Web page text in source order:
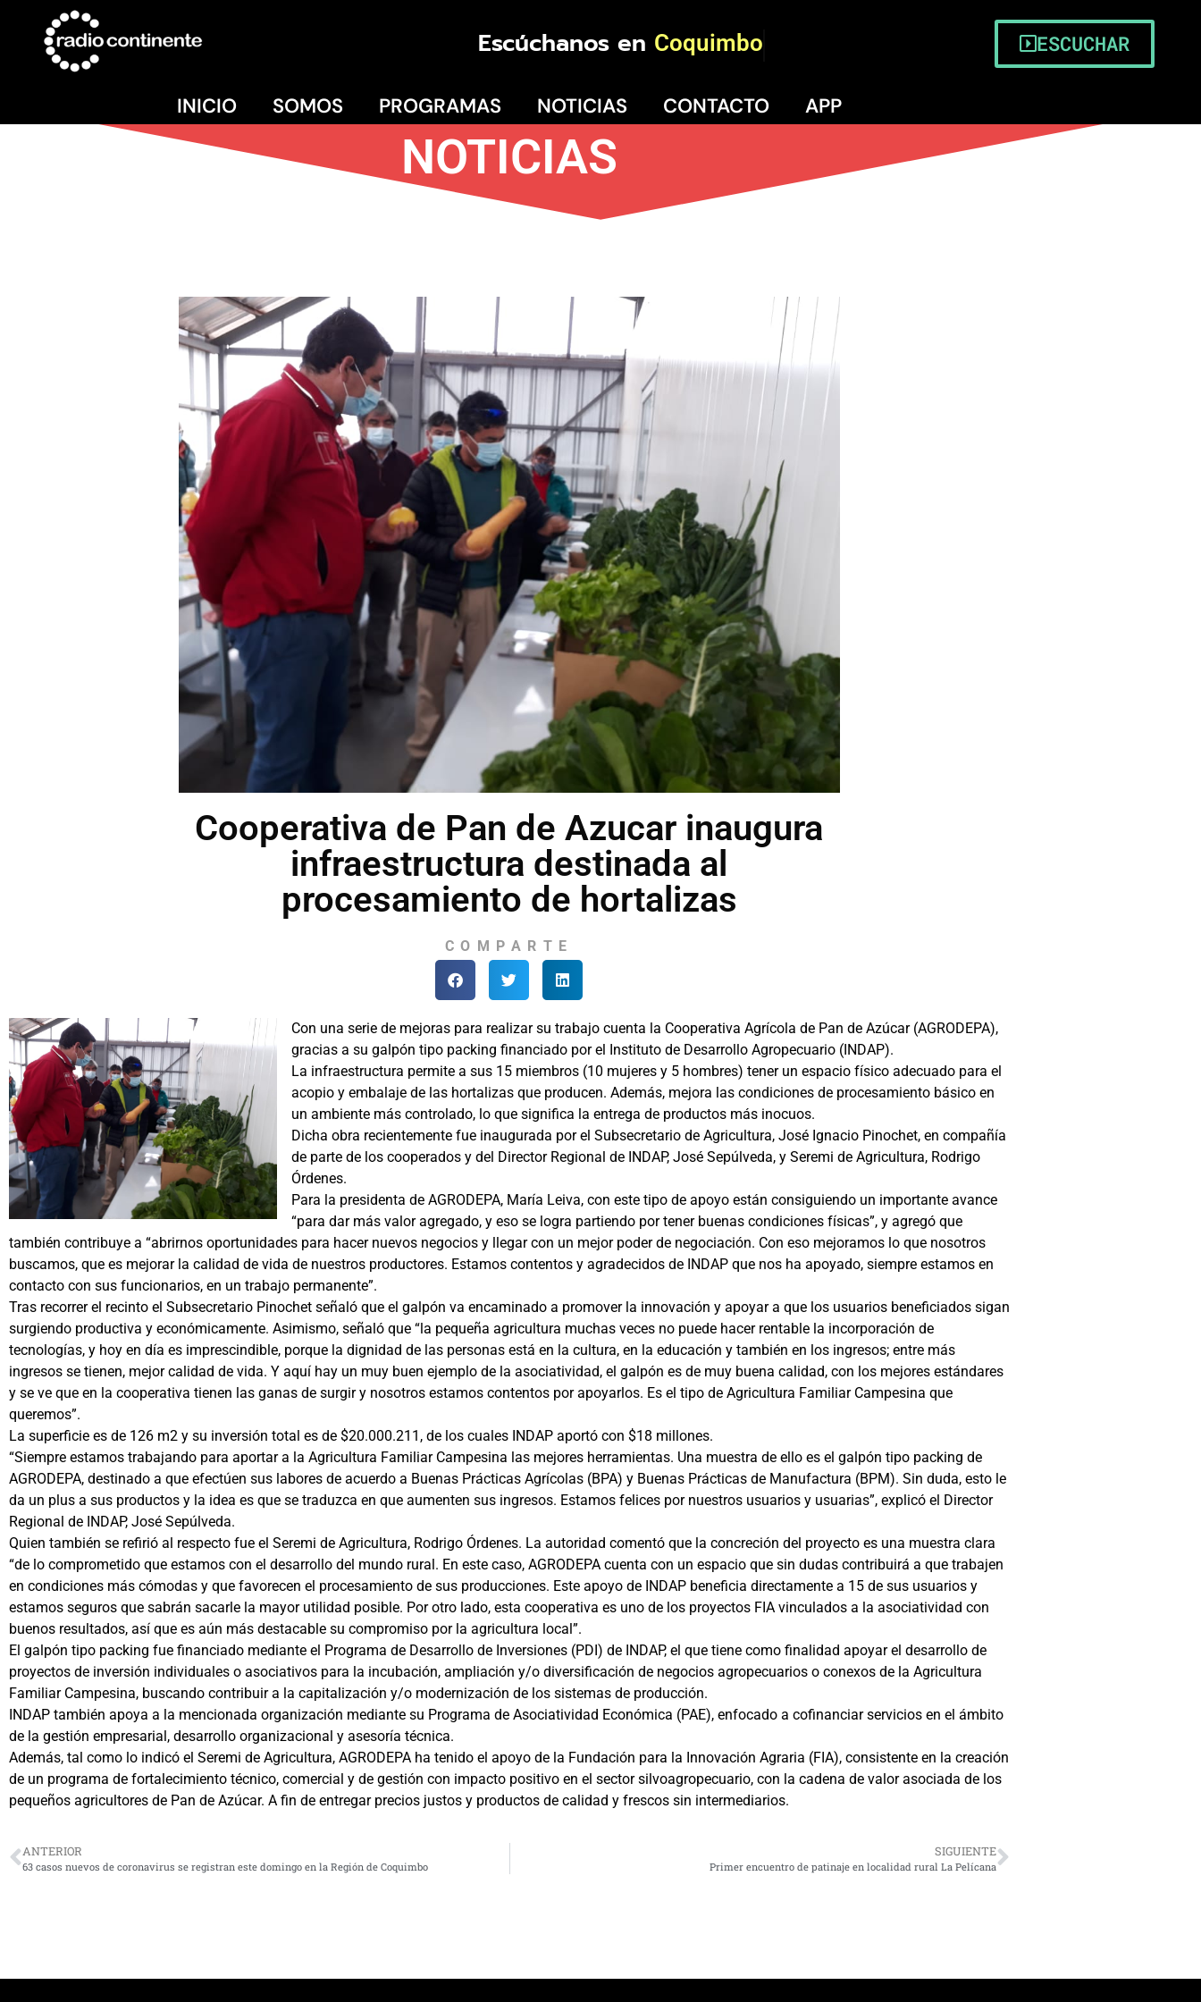
Escúchanos en Coquimbo ESCUCHAR
INICIO SOMOS PROGRAMAS NOTICIAS CONTACTO APP
NOTICIAS
Cooperativa de Pan de Azucar inaugura
infraestructura destinada al
procesamiento de hortalizas
COMPARTE
Con una serie de mejoras para realizar su trabajo cuenta la Cooperativa Agrícola de Pan de Azúcar (AGRODEPA),
gracias a su galpón tipo packing financiado por el Instituto de Desarrollo Agropecuario (INDAP).
La infraestructura permite a sus 15 miembros (10 mujeres y 5 hombres) tener un espacio físico adecuado para el
acopio y embalaje de las hortalizas que producen. Además, mejora las condiciones de procesamiento básico en
un ambiente más controlado, lo que significa la entrega de productos más inocuos.
Dicha obra recientemente fue inaugurada por el Subsecretario de Agricultura, José Ignacio Pinochet, en compañía
de parte de los cooperados y del Director Regional de INDAP, José Sepúlveda, y Seremi de Agricultura, Rodrigo
Órdenes.
Para la presidenta de AGRODEPA, María Leiva, con este tipo de apoyo están consiguiendo un importante avance
“para dar más valor agregado, y eso se logra partiendo por tener buenas condiciones físicas”, y agregó que
también contribuye a “abrirnos oportunidades para hacer nuevos negocios y llegar con un mejor poder de negociación. Con eso mejoramos lo que nosotros
buscamos, que es mejorar la calidad de vida de nuestros productores. Estamos contentos y agradecidos de INDAP que nos ha apoyado, siempre estamos en
contacto con sus funcionarios, en un trabajo permanente”.
Tras recorrer el recinto el Subsecretario Pinochet señaló que el galpón va encaminado a promover la innovación y apoyar a que los usuarios beneficiados sigan
surgiendo productiva y económicamente. Asimismo, señaló que “la pequeña agricultura muchas veces no puede hacer rentable la incorporación de
tecnologías, y hoy en día es imprescindible, porque la dignidad de las personas está en la cultura, en la educación y también en los ingresos; entre más
ingresos se tienen, mejor calidad de vida. Y aquí hay un muy buen ejemplo de la asociatividad, el galpón es de muy buena calidad, con los mejores estándares
y se ve que en la cooperativa tienen las ganas de surgir y nosotros estamos contentos por apoyarlos. Es el tipo de Agricultura Familiar Campesina que
queremos”.
La superficie es de 126 m2 y su inversión total es de $20.000.211, de los cuales INDAP aportó con $18 millones.
“Siempre estamos trabajando para aportar a la Agricultura Familiar Campesina las mejores herramientas. Una muestra de ello es el galpón tipo packing de
AGRODEPA, destinado a que efectúen sus labores de acuerdo a Buenas Prácticas Agrícolas (BPA) y Buenas Prácticas de Manufactura (BPM). Sin duda, esto le
da un plus a sus productos y la idea es que se traduzca en que aumenten sus ingresos. Estamos felices por nuestros usuarios y usuarias”, explicó el Director
Regional de INDAP, José Sepúlveda.
Quien también se refirió al respecto fue el Seremi de Agricultura, Rodrigo Órdenes. La autoridad comentó que la concreción del proyecto es una muestra clara
“de lo comprometido que estamos con el desarrollo del mundo rural. En este caso, AGRODEPA cuenta con un espacio que sin dudas contribuirá a que trabajen
en condiciones más cómodas y que favorecen el procesamiento de sus producciones. Este apoyo de INDAP beneficia directamente a 15 de sus usuarios y
estamos seguros que sabrán sacarle la mayor utilidad posible. Por otro lado, esta cooperativa es uno de los proyectos FIA vinculados a la asociatividad con
buenos resultados, así que es aún más destacable su compromiso por la agricultura local”.
El galpón tipo packing fue financiado mediante el Programa de Desarrollo de Inversiones (PDI) de INDAP, el que tiene como finalidad apoyar el desarrollo de
proyectos de inversión individuales o asociativos para la incubación, ampliación y/o diversificación de negocios agropecuarios o conexos de la Agricultura
Familiar Campesina, buscando contribuir a la capitalización y/o modernización de los sistemas de producción.
INDAP también apoya a la mencionada organización mediante su Programa de Asociatividad Económica (PAE), enfocado a cofinanciar servicios en el ámbito
de la gestión empresarial, desarrollo organizacional y asesoría técnica.
Además, tal como lo indicó el Seremi de Agricultura, AGRODEPA ha tenido el apoyo de la Fundación para la Innovación Agraria (FIA), consistente en la creación
de un programa de fortalecimiento técnico, comercial y de gestión con impacto positivo en el sector silvoagropecuario, con la cadena de valor asociada de los
pequeños agricultores de Pan de Azúcar. A fin de entregar precios justos y productos de calidad y frescos sin intermediarios.
ANTERIOR
63 casos nuevos de coronavirus se registran este domingo en la Región de Coquimbo
SIGUIENTE
Primer encuentro de patinaje en localidad rural La Pelícana